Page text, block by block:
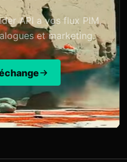
API a vos flux PIM,
et marketing.